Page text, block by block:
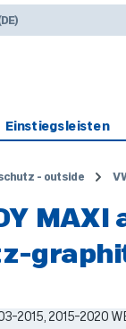
Einstiegsleisten
- outside